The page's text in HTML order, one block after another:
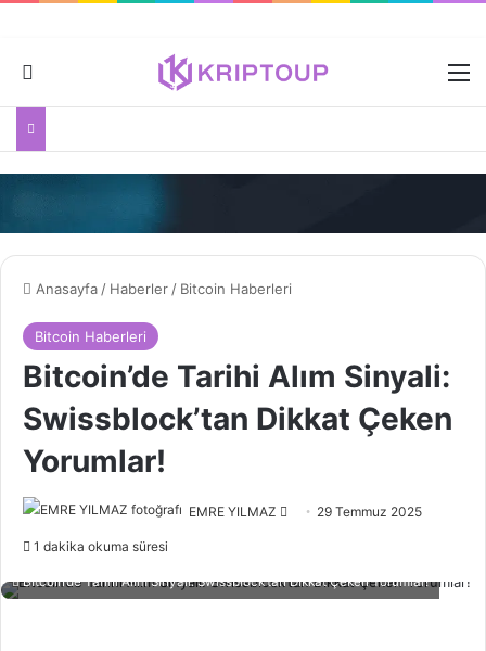
Dış görünümü değiştir
Anasayfa / Haberler / Bitcoin Haberleri
Bitcoin Haberleri
Bitcoin’de Tarihi Alım Sinyali:
Swissblock’tan Dikkat Çeken
Yorumlar!
EMRE YILMAZ
göndermek
29 Temmuz 2025
1 dakika okuma süresi
Bitcoin’de Tarihi Alım Sinyali: Swissblock’tan Dikkat Çeken Yorumlar!